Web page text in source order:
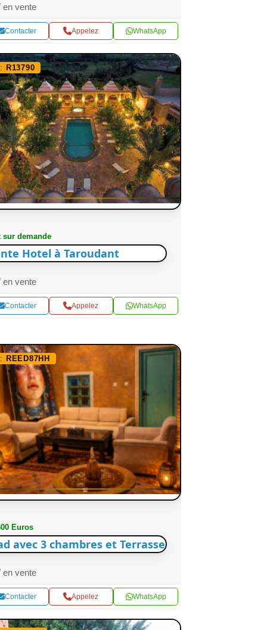
en vente
Contacter Appelez WhatsApp
R13790
sur demande
Hotel à Taroudant
en vente
Contacter Appelez WhatsApp
REED87HH
Euros
avec 3 chambres et Terrasse
en vente
Contacter Appelez WhatsApp